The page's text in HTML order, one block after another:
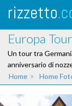
rizzetto
Europa
Un tour tra
anniversario di
Home » Home